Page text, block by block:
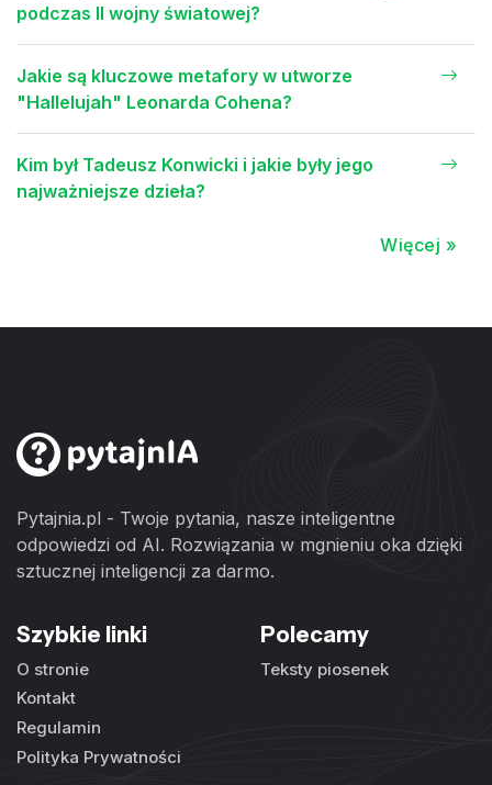
podczas II wojny światowej?
Jakie są kluczowe metafory w utworze
"Hallelujah" Leonarda Cohena?
Kim był Tadeusz Konwicki i jakie były jego
najważniejsze dzieła?
Więcej »
Pytajnia.pl - Twoje pytania, nasze inteligentne
odpowiedzi od AI. Rozwiązania w mgnieniu oka dzięki
sztucznej inteligencji za darmo.
Szybkie linki
O stronie
Kontakt
Regulamin
Polityka Prywatności
Polecamy
Teksty piosenek